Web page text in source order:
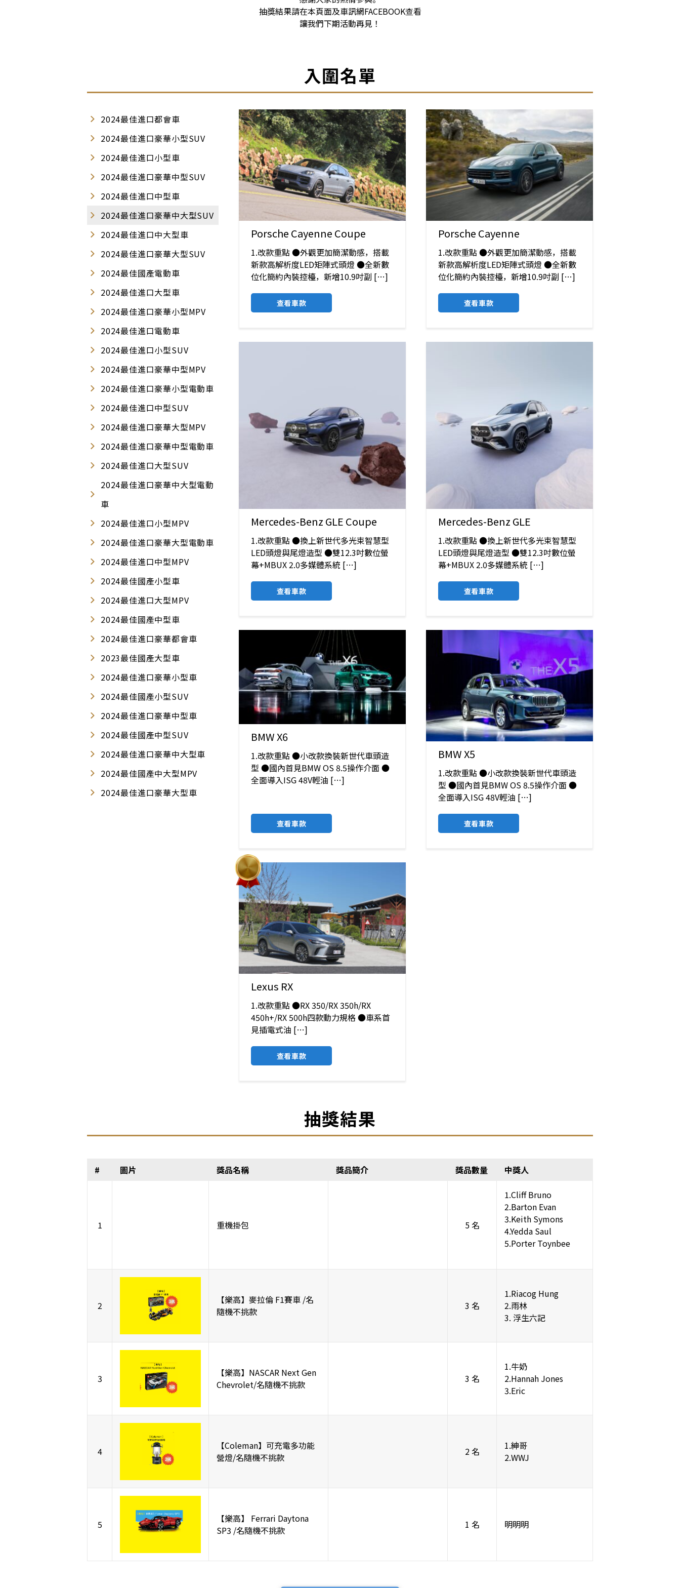
抽獎結果請在本頁面及車訊網FACEBOOK查看
讓我們下期活動再見！
入圍名單
2024最佳進口都會車
2024最佳進口豪華小型SUV
2024最佳進口小型車
2024最佳進口豪華中型SUV
2024最佳進口中型車
2024最佳進口豪華中大型SUV
2024最佳進口中大型車
2024最佳進口豪華大型SUV
2024最佳國產電動車
2024最佳進口大型車
2024最佳進口豪華小型MPV
2024最佳進口電動車
2024最佳進口小型SUV
2024最佳進口豪華中型MPV
2024最佳進口豪華小型電動車
2024最佳進口中型SUV
2024最佳進口豪華大型MPV
2024最佳進口豪華中型電動車
2024最佳進口大型SUV
2024最佳進口豪華中大型電動
車
2024最佳進口小型MPV
2024最佳進口豪華大型電動車
2024最佳進口中型MPV
2024最佳國產小型車
2024最佳進口大型MPV
2024最佳國產中型車
2024最佳進口豪華都會車
2023最佳國產大型車
2024最佳進口豪華小型車
2024最佳國產小型SUV
2024最佳進口豪華中型車
2024最佳國產中型SUV
2024最佳進口豪華中大型車
2024最佳國產中大型MPV
2024最佳進口豪華大型車
Porsche Cayenne Coupe
1.改款重點 ●外觀更加簡潔動感，搭載
新款高解析度LED矩陣式頭燈 ●全新數
位化簡約內裝控檯，新增10.9吋副 […]
查看車款
Porsche Cayenne
1.改款重點 ●外觀更加簡潔動感，搭載
新款高解析度LED矩陣式頭燈 ●全新數
位化簡約內裝控檯，新增10.9吋副 […]
查看車款
Mercedes-Benz GLE Coupe
1.改款重點 ●換上新世代多光束智慧型
LED頭燈與尾燈造型 ●雙12.3吋數位螢
幕+MBUX 2.0多媒體系統 […]
查看車款
Mercedes-Benz GLE
1.改款重點 ●換上新世代多光束智慧型
LED頭燈與尾燈造型 ●雙12.3吋數位螢
幕+MBUX 2.0多媒體系統 […]
查看車款
BMW X6
1.改款重點 ●小改款換裝新世代車頭造
型 ●國內首見BMW OS 8.5操作介面 ●
全面導入ISG 48V輕油 […]
查看車款
BMW X5
1.改款重點 ●小改款換裝新世代車頭造
型 ●國內首見BMW OS 8.5操作介面 ●
全面導入ISG 48V輕油 […]
查看車款
Lexus RX
1.改款重點 ●RX 350/RX 350h/RX
450h+/RX 500h四款動力規格 ●車系首
見插電式油 […]
查看車款
抽獎結果
# 圖片 獎品名稱 獎品簡介 獎品數量 中獎人
1 重機掛包 5 名
1.Cliff Bruno
2.Barton Evan
3.Keith Symons
4.Yedda Saul
5.Porter Toynbee
2
【樂高】麥拉倫 F1賽車 /名
隨機不挑款
3 名
1.Riacog Hung
2.雨林
3. 浮生六記
3
【樂高】NASCAR Next Gen
Chevrolet/名隨機不挑款
3 名
1.牛奶
2.Hannah Jones
3.Eric
4
【Coleman】可充電多功能
營燈/名隨機不挑款
2 名
1.紳哥
2.WWJ
5
【樂高】 Ferrari Daytona
SP3 /名隨機不挑款
1 名 明明明